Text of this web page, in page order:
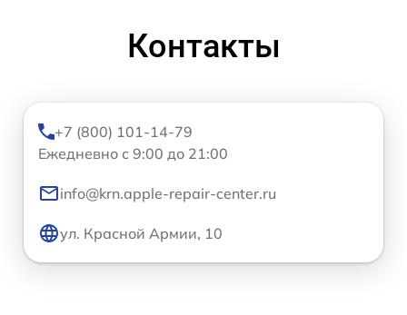
Контакты
+7 (800) 101-14-79
Ежедневно с 9:00 до 21:00
info@krn.apple-repair-center.ru
ул. Красной Армии, 10